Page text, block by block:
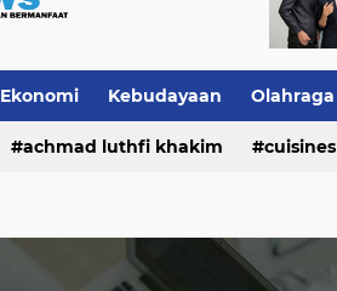
Ekonomi Kebudayaan Olahraga
achmad luthfi khakim cuisines